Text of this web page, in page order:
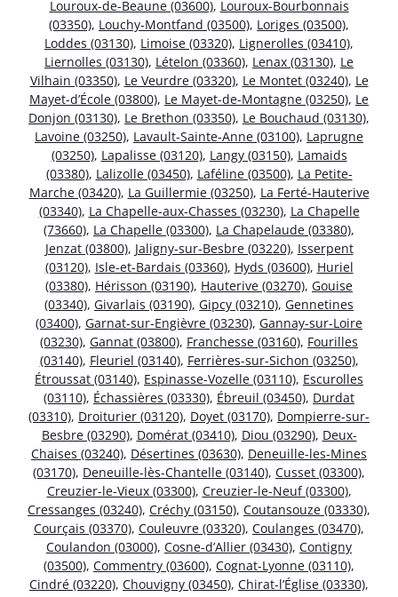
Louroux-de-Beaune (03600), Louroux-Bourbonnais
(03350), Louchy-Montfand (03500), Loriges (03500),
Loddes (03130), Limoise (03320), Lignerolles (03410),
Liernolles (03130), Lételon (03360), Lenax (03130), Le
Vilhain (03350), Le Veurdre (03320), Le Montet (03240), Le
Mayet-d’École (03800), Le Mayet-de-Montagne (03250), Le
Donjon (03130), Le Brethon (03350), Le Bouchaud (03130),
Lavoine (03250), Lavault-Sainte-Anne (03100), Laprugne
(03250), Lapalisse (03120), Langy (03150), Lamaids
(03380), Lalizolle (03450), Laféline (03500), La Petite-
Marche (03420), La Guillermie (03250), La Ferté-Hauterive
(03340), La Chapelle-aux-Chasses (03230), La Chapelle
(73660), La Chapelle (03300), La Chapelaude (03380),
Jenzat (03800), Jaligny-sur-Besbre (03220), Isserpent
(03120), Isle-et-Bardais (03360), Hyds (03600), Huriel
(03380), Hérisson (03190), Hauterive (03270), Gouise
(03340), Givarlais (03190), Gipcy (03210), Gennetines
(03400), Garnat-sur-Engièvre (03230), Gannay-sur-Loire
(03230), Gannat (03800), Franchesse (03160), Fourilles
(03140), Fleuriel (03140), Ferrières-sur-Sichon (03250),
Étroussat (03140), Espinasse-Vozelle (03110), Escurolles
(03110), Échassières (03330), Ébreuil (03450), Durdat
(03310), Droiturier (03120), Doyet (03170), Dompierre-sur-
Besbre (03290), Domérat (03410), Diou (03290), Deux-
Chaises (03240), Désertines (03630), Deneuille-les-Mines
(03170), Deneuille-lès-Chantelle (03140), Cusset (03300),
Creuzier-le-Vieux (03300), Creuzier-le-Neuf (03300),
Cressanges (03240), Créchy (03150), Coutansouze (03330),
Courçais (03370), Couleuvre (03320), Coulanges (03470),
Coulandon (03000), Cosne-d’Allier (03430), Contigny
(03500), Commentry (03600), Cognat-Lyonne (03110),
Cindré (03220), Chouvigny (03450), Chirat-l’Église (03330),